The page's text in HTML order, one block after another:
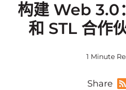
构建 Web 3.0
和 STL 合作
1 Minute
Share